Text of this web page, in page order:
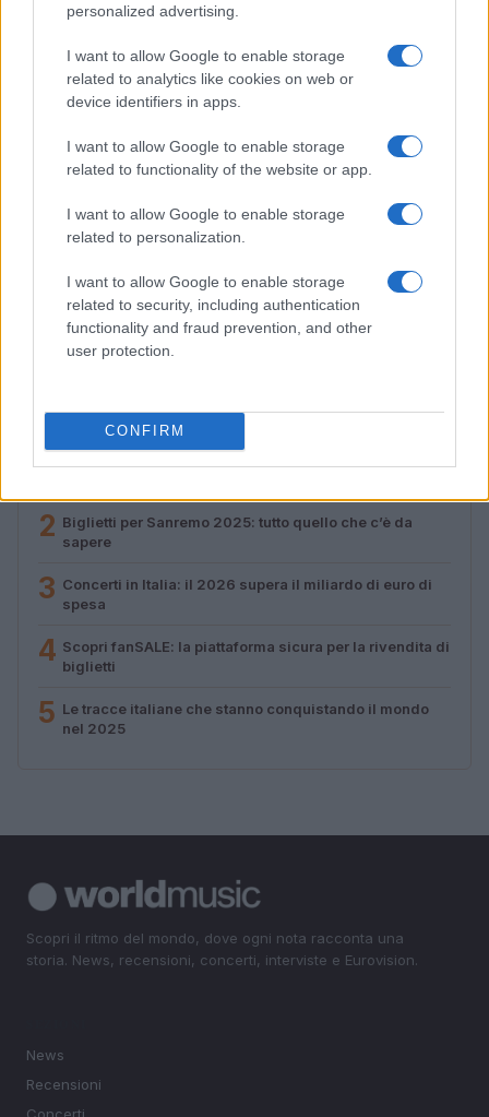
personalized advertising.
I want to allow Google to enable storage
related to analytics like cookies on web or
device identifiers in apps.
I want to allow Google to enable storage
related to functionality of the website or app.
I want to allow Google to enable storage
related to personalization.
I want to allow Google to enable storage
related to security, including authentication
functionality and fraud prevention, and other
user protection.
CONFIRM
Valle d’Aosta: polemiche tra sindacato e istituzioni per
le supplenze scolastiche
Edoardo Marchesi · 5 Ago 2026
1
2 Biglietti per Sanremo 2025: tutto quello che c’è da
sapere
3 Concerti in Italia: il 2026 supera il miliardo di euro di
spesa
4 Scopri fanSALE: la piattaforma sicura per la rivendita di
biglietti
5 Le tracce italiane che stanno conquistando il mondo
nel 2025
Scopri il ritmo del mondo, dove ogni nota racconta una
storia. News, recensioni, concerti, interviste e Eurovision.
News
Recensioni